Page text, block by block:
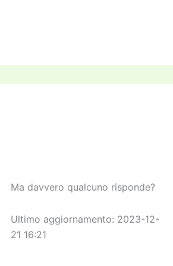
Ma davvero qualcuno risponde?
Ultimo aggiornamento: 2023-12-
21 16:21